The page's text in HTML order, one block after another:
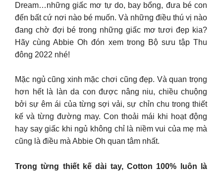
Dream…những giấc mơ tự do, bay bổng, đưa bé con
đến bất cứ nơi nào bé muốn. Và những điều thú vị nào
đang chờ đợi bé trong những giấc mơ tươi đẹp kia?
Hãy cùng Abbie Oh đón xem trong Bộ sưu tập Thu
đông 2022 nhé!
Mặc ngủ cũng xinh mặc chơi cũng đẹp. Và quan trọng
hơn hết là làn da con được nâng niu, chiều chuộng
bởi sự êm ái của từng sợi vải, sự chỉn chu trong thiết
kế và từng đường may. Con thoải mái khi hoạt động
hay say giấc khi ngủ không chỉ là niềm vui của mẹ mà
cũng là điều mà Abbie Oh quan tâm nhất.
Trong từng thiết kế dài tay, Cotton 100% luôn là